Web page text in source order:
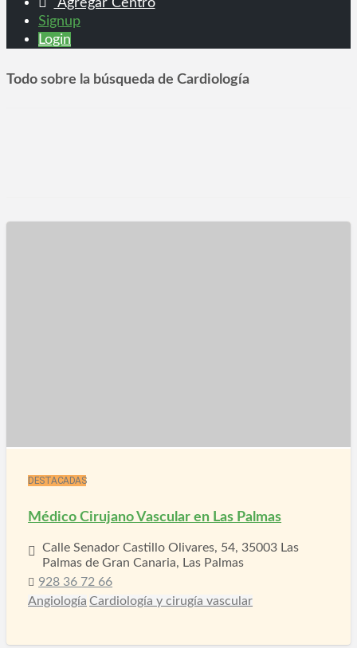
Agregar Centro
Signup
Login
Todo sobre la búsqueda de Cardiología
DESTACADAS
Médico Cirujano Vascular en Las Palmas
Calle Senador Castillo Olivares, 54, 35003 Las
Palmas de Gran Canaria, Las Palmas
928 36 72 66
Angiología Cardiología y cirugía vascular